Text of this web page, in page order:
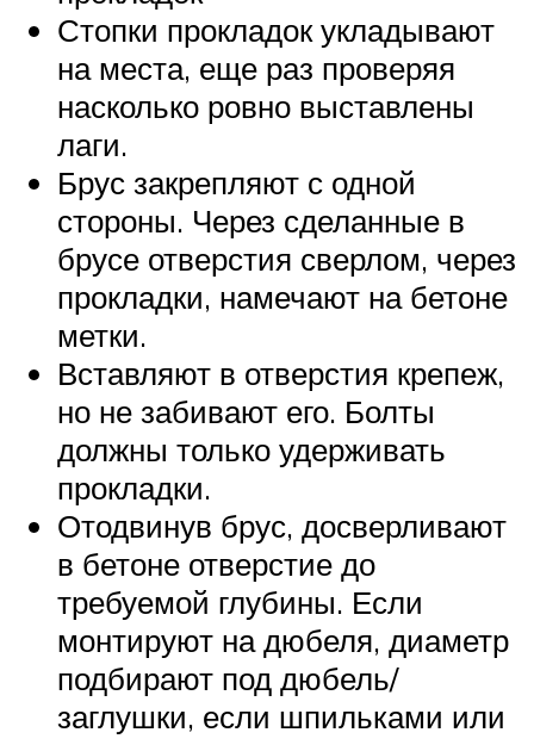
Стопки прокладок укладывают
на места, еще раз проверяя
насколько ровно выставлены
лаги.
Брус закрепляют с одной
стороны. Через сделанные в
брусе отверстия сверлом, через
прокладки, намечают на бетоне
метки.
Вставляют в отверстия крепеж,
но не забивают его. Болты
должны только удерживать
прокладки.
Отодвинув брус, досверливают
в бетоне отверстие до
требуемой глубины. Если
монтируют на дюбеля, диаметр
подбирают под дюбель/
заглушки, если шпильками или